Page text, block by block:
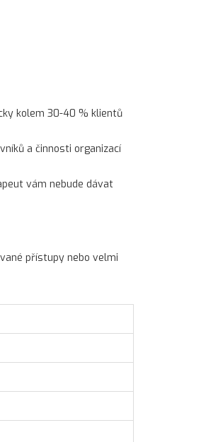
kolem 30-40 % klientů
a činnosti organizací
vám nebude dávat
přístupy nebo velmi